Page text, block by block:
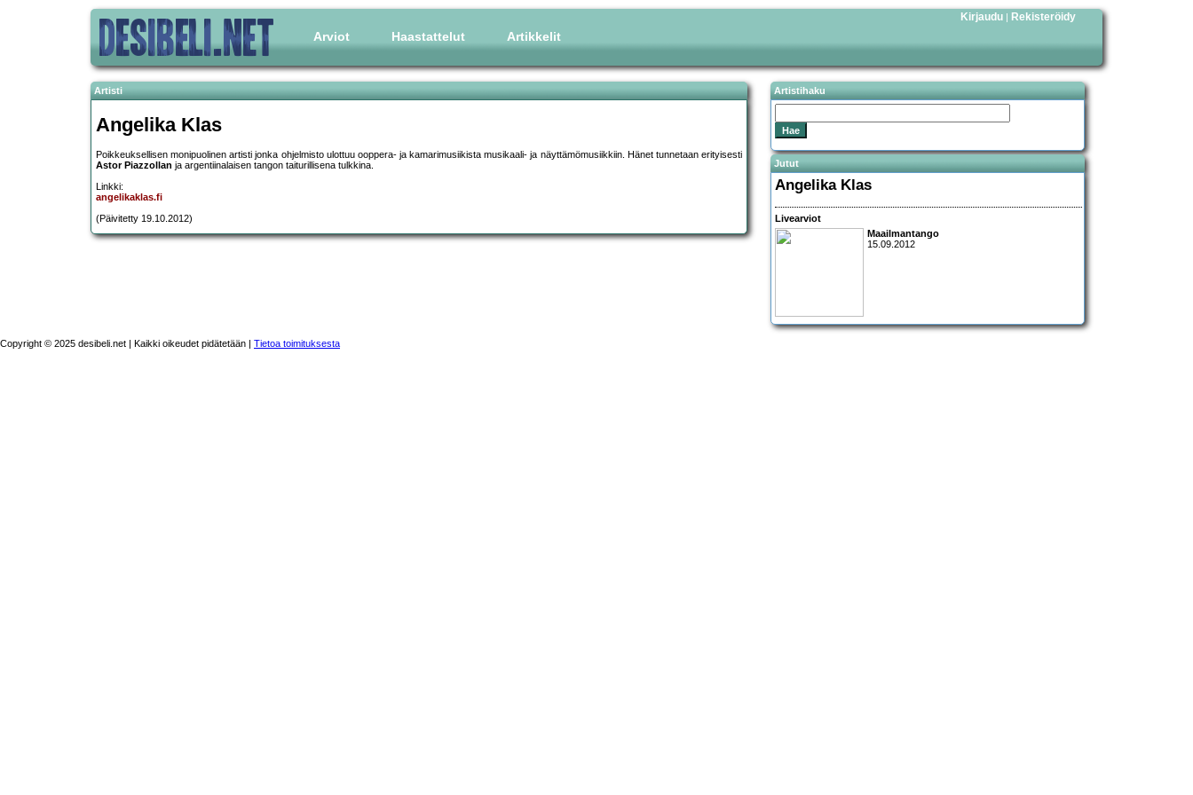
Arviot Haastattelut Artikkelit
Kirjaudu | Rekisteröidy
Artisti
Angelika Klas
Poikkeuksellisen monipuolinen artisti jonka ohjelmisto ulottuu ooppera- ja kamarimusiikista musikaali- ja näyttämömusiikkiin. Hänet tunnetaan erityisesti
Astor Piazzollan ja argentiinalaisen tangon taiturillisena tulkkina.
Linkki:
angelikaklas.fi
(Päivitetty 19.10.2012)
Artistihaku
Jutut
Angelika Klas
Livearviot
Maailmantango
15.09.2012
Copyright © 2025 desibeli.net | Kaikki oikeudet pidätetään | Tietoa toimituksesta